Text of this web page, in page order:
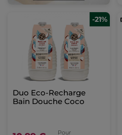
-21%
Duo Eco-Recharge
Bain Douche Coco
Pour